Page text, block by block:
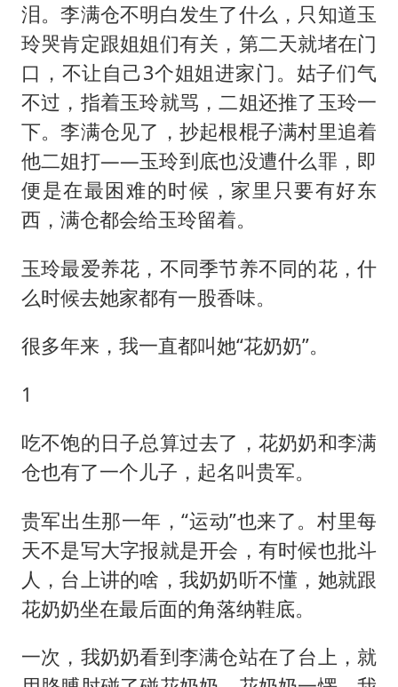
泪。李满仓不明白发生了什么，只知道玉
玲哭肯定跟姐姐们有关，第二天就堵在门
口，不让自己3个姐姐进家门。姑子们气
不过，指着玉玲就骂，二姐还推了玉玲一
下。李满仓见了，抄起根棍子满村里追着
他二姐打——玉玲到底也没遭什么罪，即
便是在最困难的时候，家里只要有好东
西，满仓都会给玉玲留着。
玉玲最爱养花，不同季节养不同的花，什
么时候去她家都有一股香味。
很多年来，我一直都叫她“花奶奶”。
1
吃不饱的日子总算过去了，花奶奶和李满
仓也有了一个儿子，起名叫贵军。
贵军出生那一年，“运动”也来了。村里每
天不是写大字报就是开会，有时候也批斗
人，台上讲的啥，我奶奶听不懂，她就跟
花奶奶坐在最后面的角落纳鞋底。
一次，我奶奶看到李满仓站在了台上，就